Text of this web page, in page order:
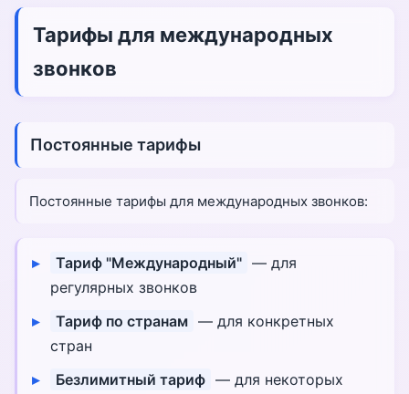
Тарифы для международных
звонков
Постоянные тарифы
Постоянные тарифы для международных звонков:
Тариф "Международный" — для
регулярных звонков
Тариф по странам — для конкретных
стран
Безлимитный тариф — для некоторых